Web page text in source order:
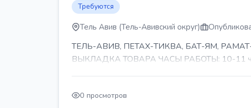
Требуются
Тель Авив (Тель-Авивский округ)
ТЕЛЬ-АВИВ, ПЕТАХ-ТИКВА, БАТ-ЯМ,
ВЫКЛАДКА ТОВАРА ЧАСЫ РАБОТЫ: 10-11
0 просмотров